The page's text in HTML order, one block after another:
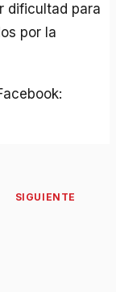
dificultad para
por la